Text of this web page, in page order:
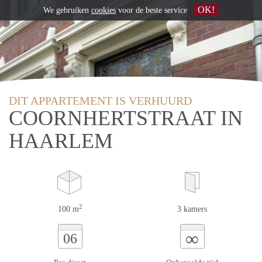
DIT APPARTEMENT IS VERHUURD
COORNHERTSTRAAT IN
HAARLEM
100 m2 3 kamers
06 ∞
We gebruiken cookies voor de beste service OK!